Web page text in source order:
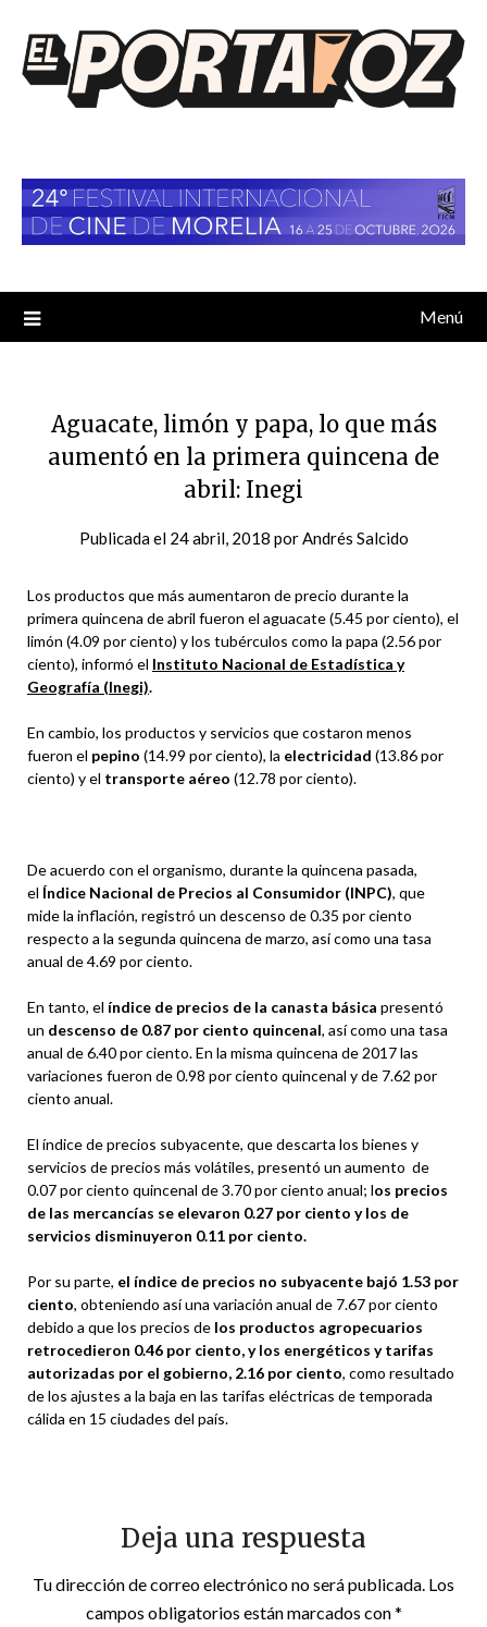
contenido
Menú
Aguacate, limón y papa, lo que más
aumentó en la primera quincena de
abril: Inegi
Publicada el 24 abril, 2018 porAndrés Salcido
Los productos que más aumentaron de precio durante la
primera quincena de abril fueron el aguacate (5.45 por ciento), el
limón (4.09 por ciento) y los tubérculos como la papa (2.56 por
ciento), informó el Instituto Nacional de Estadística y
Geografía (Inegi).
En cambio, los productos y servicios que costaron menos
fueron el pepino (14.99 por ciento), la electricidad (13.86 por
ciento) y el transporte aéreo (12.78 por ciento).
De acuerdo con el organismo, durante la quincena pasada,
el Índice Nacional de Precios al Consumidor (INPC), que
mide la inflación, registró un descenso de 0.35 por ciento
respecto a la segunda quincena de marzo, así como una tasa
anual de 4.69 por ciento.
En tanto, el índice de precios de la canasta básica presentó
un descenso de 0.87 por ciento quincenal, así como una tasa
anual de 6.40 por ciento. En la misma quincena de 2017 las
variaciones fueron de 0.98 por ciento quincenal y de 7.62 por
ciento anual.
El índice de precios subyacente, que descarta los bienes y
servicios de precios más volátiles, presentó un aumento de
0.07 por ciento quincenal de 3.70 por ciento anual; los precios
de las mercancías se elevaron 0.27 por ciento y los de
servicios disminuyeron 0.11 por ciento.
Por su parte, el índice de precios no subyacente bajó 1.53 por
ciento, obteniendo así una variación anual de 7.67 por ciento
debido a que los precios de los productos agropecuarios
retrocedieron 0.46 por ciento, y los energéticos y tarifas
autorizadas por el gobierno, 2.16 por ciento, como resultado
de los ajustes a la baja en las tarifas eléctricas de temporada
cálida en 15 ciudades del país.
Deja una respuesta
Tu dirección de correo electrónico no será publicada. Los
campos obligatorios están marcados con*